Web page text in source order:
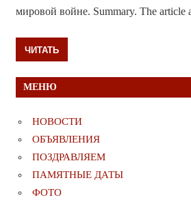
мировой войне. Summary. The article
ЧИТАТЬ
МЕНЮ
НОВОСТИ
ОБЪЯВЛЕНИЯ
ПОЗДРАВЛЯЕМ
ПАМЯТНЫЕ ДАТЫ
ФОТО